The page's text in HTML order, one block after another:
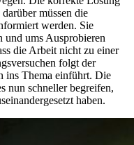
müssen die
werden. Sie
und ums Ausprobieren
die Arbeit nicht zu einer
folgt der
ins Thema einführt. Die
nun schneller begreifen,
haben.